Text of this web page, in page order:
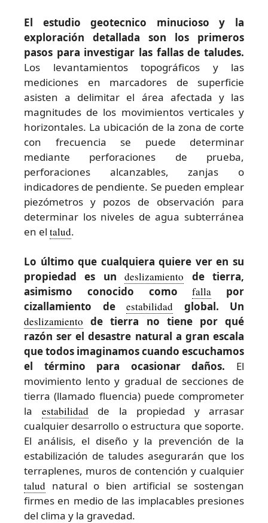
El estudio geotecnico minucioso y la
exploración detallada son los primeros
pasos para investigar las fallas de taludes.
Los levantamientos topográficos y las
mediciones en marcadores de superficie
asisten a delimitar el área afectada y las
magnitudes de los movimientos verticales y
horizontales. La ubicación de la zona de corte
con frecuencia se puede determinar
mediante perforaciones de prueba,
perforaciones alcanzables, zanjas o
indicadores de pendiente. Se pueden emplear
piezómetros y pozos de observación para
determinar los niveles de agua subterránea
en el talud.
Lo último que cualquiera quiere ver en su
propiedad es undeslizamiento de tierra,
asimismo conocido comofalla por
cizallamiento de estabilidad global. Un
deslizamiento de tierra no tiene por qué
razón ser el desastre natural a gran escala
que todos imaginamos cuando escuchamos
el término para ocasionar daños. El
movimiento lento y gradual de secciones de
tierra (llamado fluencia) puede comprometer
la estabilidad de la propiedad y arrasar
cualquier desarrollo o estructura que soporte.
El análisis, el diseño y la prevención de la
estabilización de taludes asegurarán que los
terraplenes, muros de contención y cualquier
talud natural o bien artificial se sostengan
firmes en medio de las implacables presiones
del clima y la gravedad.